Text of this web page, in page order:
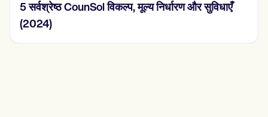
2024 में 15 SOAP नोट उदाहरण